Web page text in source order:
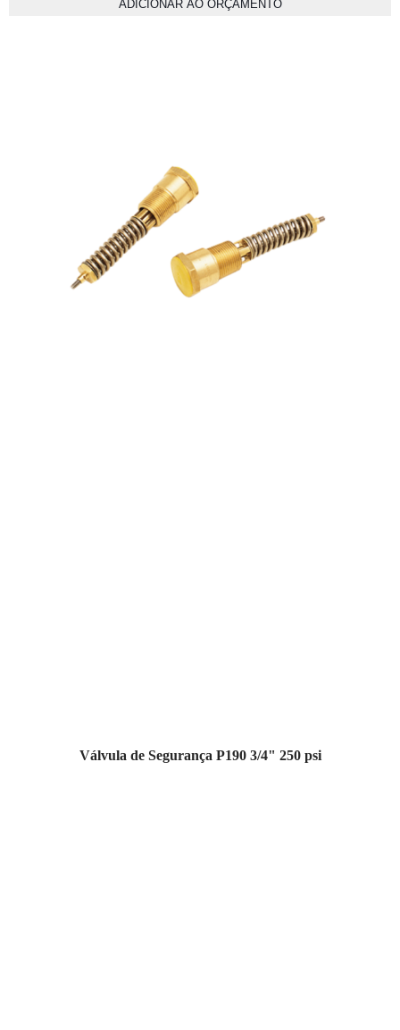
ADICIONAR AO ORÇAMENTO
Válvula de Segurança P190 3/4" 250 psi